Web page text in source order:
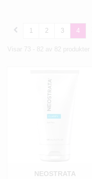
1 2 3 4
Visar 73 - 82 av 82 produkter
NEOSTRATA